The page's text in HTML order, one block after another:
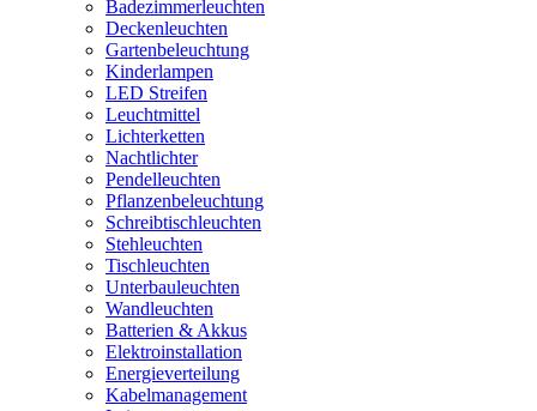
Badezimmerleuchten
Deckenleuchten
Gartenbeleuchtung
Kinderlampen
LED Streifen
Leuchtmittel
Lichterketten
Nachtlichter
Pendelleuchten
Pflanzenbeleuchtung
Schreibtischleuchten
Stehleuchten
Tischleuchten
Unterbauleuchten
Wandleuchten
Batterien & Akkus
Elektroinstallation
Energieverteilung
Kabelmanagement